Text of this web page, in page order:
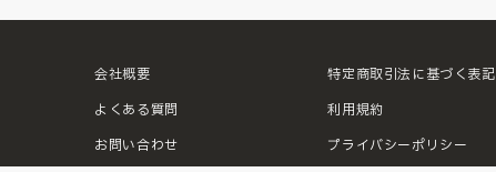
会社概要
よくある質問
お問い合わせ
特定商取引法に基づく表記
利用規約
プライバシーポリシー